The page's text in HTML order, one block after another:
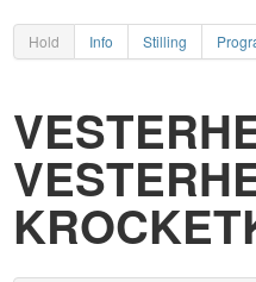
Hold Info Stilling